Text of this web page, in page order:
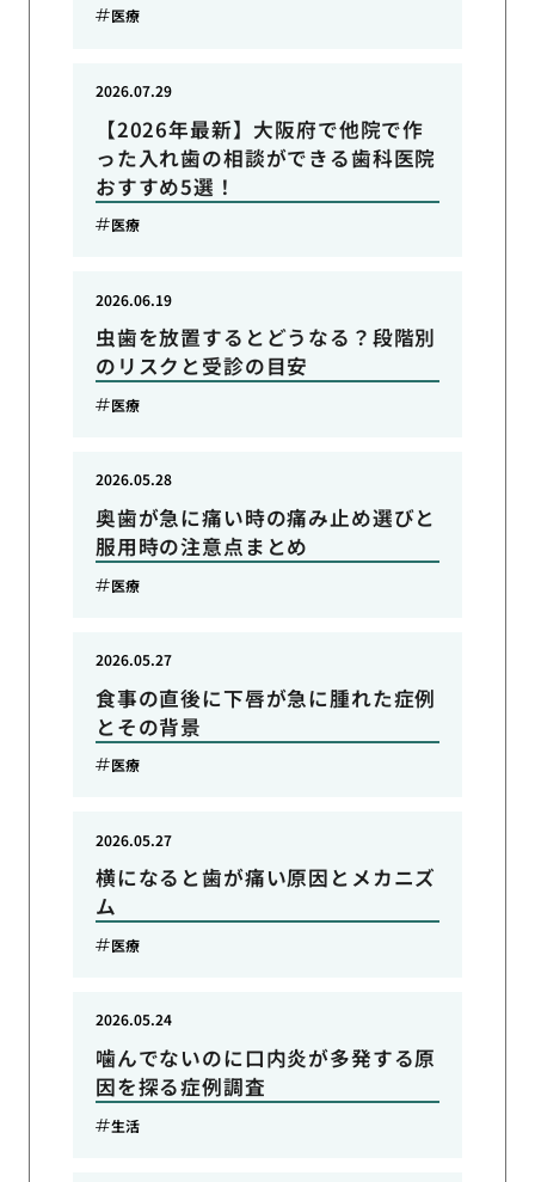
医療
【2026年最新】大阪府で他院で作
った入れ歯の相談ができる歯科医院
おすすめ5選！
2026.07.29
医療
虫歯を放置するとどうなる？段階別
のリスクと受診の目安
2026.06.19
医療
奥歯が急に痛い時の痛み止め選びと
服用時の注意点まとめ
2026.05.28
医療
食事の直後に下唇が急に腫れた症例
とその背景
2026.05.27
医療
横になると歯が痛い原因とメカニズ
ム
2026.05.27
医療
噛んでないのに口内炎が多発する原
因を探る症例調査
2026.05.24
生活